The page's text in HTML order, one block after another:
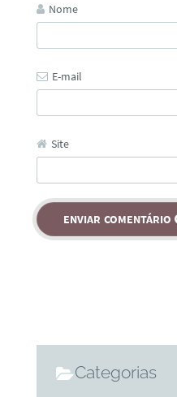
Nome
E-mail
Site
Categorias